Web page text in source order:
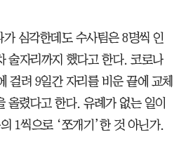
심각한데도 수사팀은 8명씩 인
술자리까지 했다고 한다. 코로나
걸려 9일간 자리를 비운 끝에 교체
올렸다고 한다. 유례가 없는 일이
1씩으로 ‘쪼개기’한 것 아닌가.